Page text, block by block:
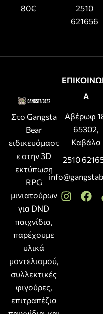
80€
2510
621656
Στο Gangsta
Bear
ειδικευόμαστ
ε στην 3D
εκτύπωση
RPG
μινιατούρων
για DND
παιχνίδια,
παρέχουμε
υλικά
μοντελισμού,
συλλεκτικές
φιγούρες,
επιτραπέζια
Α
Αβέρωφ
65302,
Καβάλα
2510